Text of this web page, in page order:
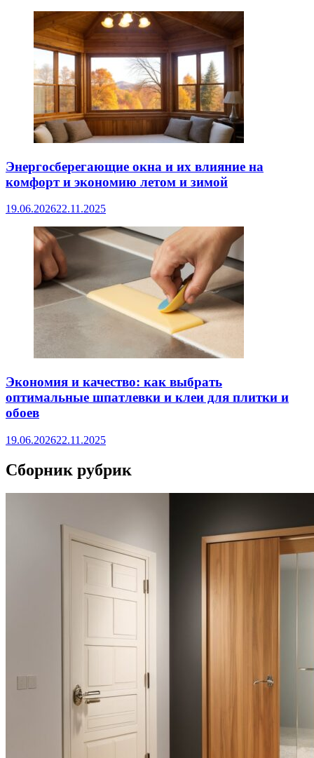
Энергосберегающие окна и их влияние на
комфорт и экономию летом и зимой
19.06.202622.11.2025
Экономия и качество: как выбрать
оптимальные шпатлевки и клеи для плитки и
обоев
19.06.202622.11.2025
Сборник рубрик